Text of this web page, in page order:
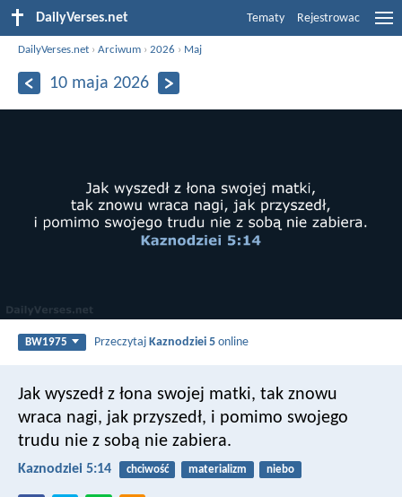
DailyVerses.net Tematy Rejestrowac
DailyVerses.net ›Arciwum ›2026 › Maj
10 maja 2026
BW1975 PrzeczytajKaznodziei 5 online
Jak wyszedł z łona swojej matki, tak znowu
wraca nagi, jak przyszedł, i pomimo swojego
trudu nie z sobą nie zabiera.
Kaznodziei 5:14 chciwość materializm niebo